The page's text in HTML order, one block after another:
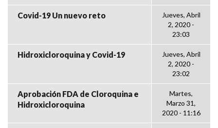
Covid-19 Un nuevo reto
Jueves, Abril
2, 2020 -
23:03
Hidroxicloroquina y Covid-19
Jueves, Abril
2, 2020 -
23:02
Aprobación FDA de Cloroquina e
Hidroxicloroquina
Martes,
Marzo 31,
2020 - 11:16